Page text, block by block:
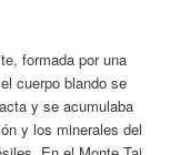
formada por una
cuerpo blando se
y se acumulaba
y los minerales del